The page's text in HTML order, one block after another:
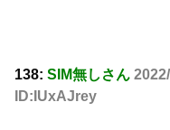
138: SIM無しさん
ID:IUxAJrey